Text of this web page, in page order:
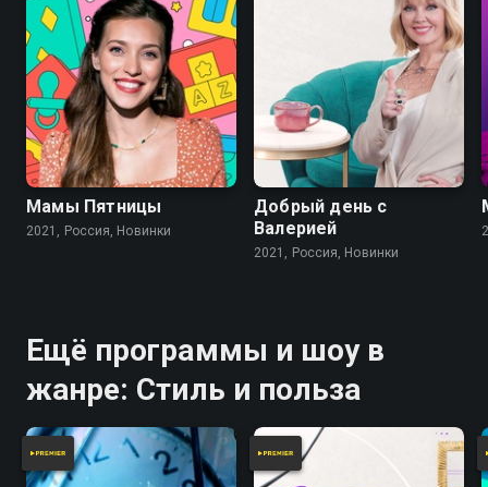
Мамы Пятницы
2021, Россия, Новинки
Добрый день с
Валерией
2021, Россия, Новинки
Ещё программы и шоу в
жанре: Стиль и польза